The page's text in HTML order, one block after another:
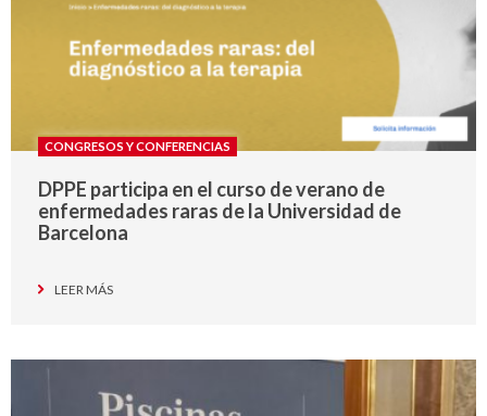
CONGRESOS Y CONFERENCIAS
DPPE participa en el curso de verano de
enfermedades raras de la Universidad de
Barcelona
LEER MÁS